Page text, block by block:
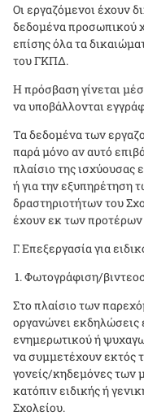
Οι εργαζόμενοι έχουν
δεδομένα προσωπικού
επίσης όλα τα
του ΓΚΠΔ.
Η πρόσβαση γίνεται
να υποβάλλονται
Τα δεδομένα των
παρά μόνο αν αυτό
πλαίσιο της ισχύουσας
ή για την εξυπηρέτηση
δραστηριοτήτων του
έχουν εκ των
Γ. Επεξεργασία για
Φωτογράφιση/
Στο πλαίσιο των
οργανώνει εκδηλώσεις
ενημερωτικού ή
να συμμετέχουν εκτός
γονείς/κηδεμόνες των
κατόπιν ειδικής ή
Σχολείου.